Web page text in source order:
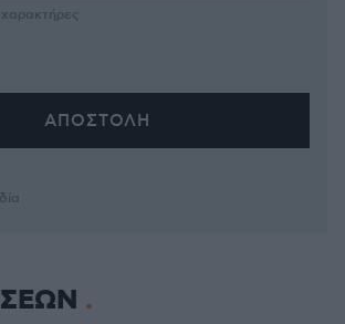
χαρακτήρες